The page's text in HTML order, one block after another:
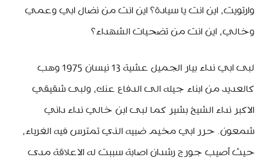
وارتويت، اين انت يا سيادة؟ اين انت من نضال ابي وعمي
وخالي، اين انت من تضحيات الشهداء؟
لبى ابي نداء بيار الجميل عشية 13 نيسان 1975 وهب
كالعديد من ابناء جيله الى الدفاع عنك، ولبى شقيقي
الاكبر نداء الشيخ بشير كما لبى ابن خالي نداء داني
شمعون. حرر ابي مخيم ضبيه الذي تمترس فيه الغرباء،
حيث أصيب جورج رشدان اصابة سببت له الاعلاقة مدى